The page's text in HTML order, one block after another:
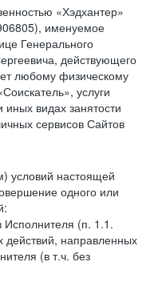
«Хэдхантер»
именуемое
Генерального
действующего
любому физическому
услуги
иных видах занятости
сервисов Сайтов
условий настоящей
одного или
Исполнителя (п. 1.1.
направленных
(в т.ч. без